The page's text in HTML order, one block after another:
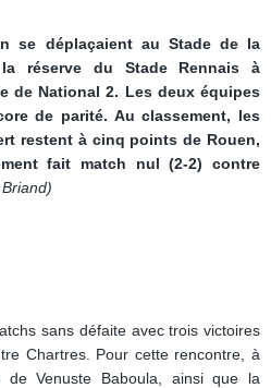
se déplaçaient au Stade de la
réserve du Stade Rennais à
de National 2. Les deux équipes
de parité. Au classement, les
restent à cinq points de Rouen,
fait match nul (2-2) contre
sans défaite avec trois victoires
Chartres. Pour cette rencontre, à
Venuste Baboula, ainsi que la